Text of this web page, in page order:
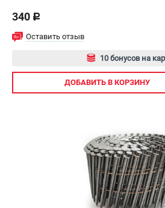
340 c
Оставить отзыв
10 бонусов на
Авторизуйтесь
ДОБАВИТЬ В КОРЗИНУ